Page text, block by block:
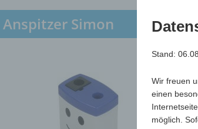
Anspitzer Simon
Stand:
Wir freuen
einen
möglich.